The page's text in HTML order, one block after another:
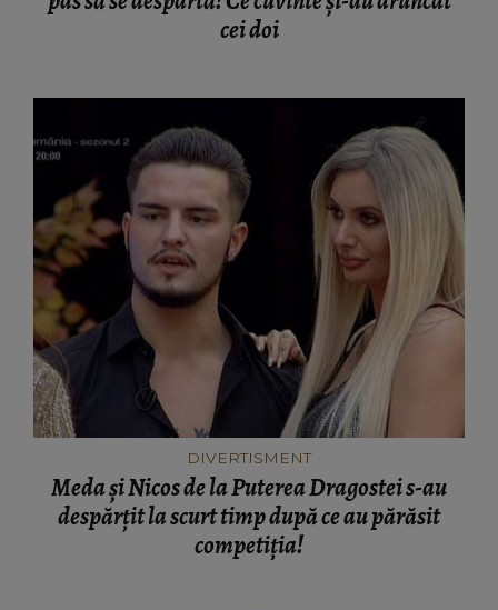
cei doi
DIVERTISMENT
Meda și Nicos de la Puterea Dragostei s-au
despărțit la scurt timp după ce au părăsit
competiția!